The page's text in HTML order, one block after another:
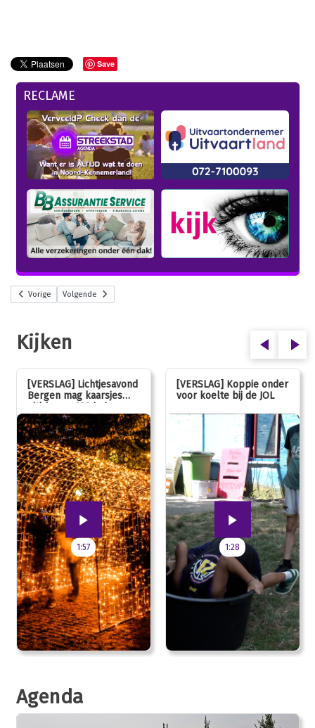
Save
RECLAME
Vorige Volgende
Kijken
[VERSLAG] Lichtjesavond
Bergen mag kaarsjes
uitblazen: 100 jarig
jubileum!
1:57
[VERSLAG] Koppie onder
voor koelte bij de JOL
1:28
Agenda